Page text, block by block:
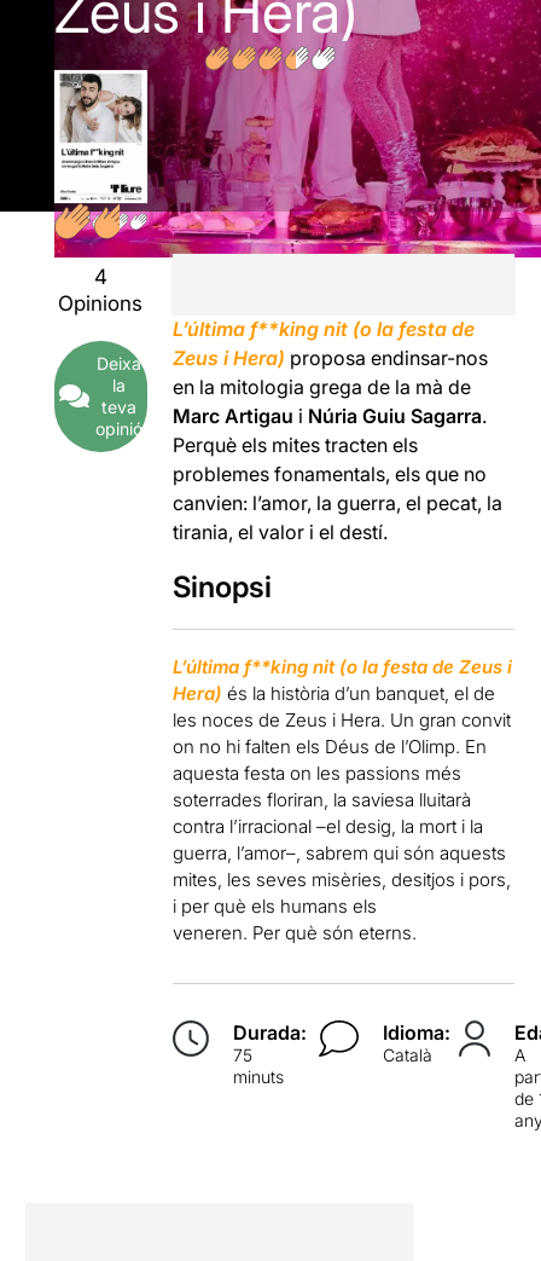
4
Opinions
Deixa
la
teva
opinió
L’última f**king nit (o la festa de
Zeus i Hera) proposa endinsar-nos
en la mitologia grega de la mà de
Marc Artigau i Núria Guiu Sagarra.
Perquè els mites tracten els
problemes fonamentals, els que no
canvien: l’amor, la guerra, el pecat, la
tirania, el valor i el destí.
Sinopsi
L’última f**king nit (o la festa de Zeus i
Hera) és la història d’un banquet, el de
les noces de Zeus i Hera. Un gran convit
on no hi falten els Déus de l’Olimp. En
aquesta festa on les passions més
soterrades floriran, la saviesa lluitarà
contra l’irracional –el desig, la mort i la
guerra, l’amor–, sabrem qui són aquests
mites, les seves misèries, desitjos i pors,
i per què els humans els
veneren. Per què són eterns.
Durada:
75
minuts
Idioma:
Català
A
de